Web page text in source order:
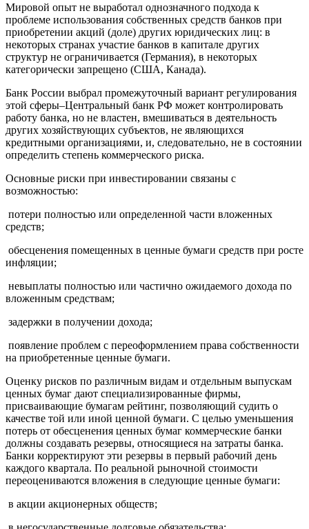
Мировой опыт не выработал однозначного подхода к
проблеме использования собственных средств банков при
приобретении акций (доле) других юридических лиц: в
некоторых странах участие банков в капитале других
структур не ограничивается (Германия), в некоторых
категорически запрещено (США, Канада).
Банк России выбрал промежуточный вариант регулирования
этой сферы–Центральный банк РФ может контролировать
работу банка, но не властен, вмешиваться в деятельность
других хозяйствующих субъектов, не являющихся
кредитными организациями, и, следовательно, не в состоянии
определить степень коммерческого риска.
Основные риски при инвестировании связаны с
возможностью:
­ потери полностью или определенной части вложенных
средств;
­ обесценения помещенных в ценные бумаги средств при росте
инфляции;
­ невыплаты полностью или частично ожидаемого дохода по
вложенным средствам;
­ задержки в получении дохода;
­ появление проблем с переоформлением права собственности
на приобретенные ценные бумаги.
Оценку рисков по различным видам и отдельным выпускам
ценных бумаг дают специализированные фирмы,
присваивающие бумагам рейтинг, позволяющий судить о
качестве той или иной ценной бумаги. С целью уменьшения
потерь от обесценения ценных бумаг коммерческие банки
должны создавать резервы, относящиеся на затраты банка.
Банки корректируют эти резервы в первый рабочий день
каждого квартала. По реальной рыночной стоимости
переоцениваются вложения в следующие ценные бумаги:
­ в акции акционерных обществ;